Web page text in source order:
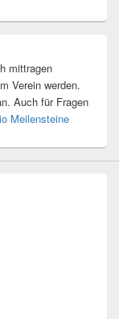
mittragen
Verein werden.
Auch für Fragen
Meilensteine